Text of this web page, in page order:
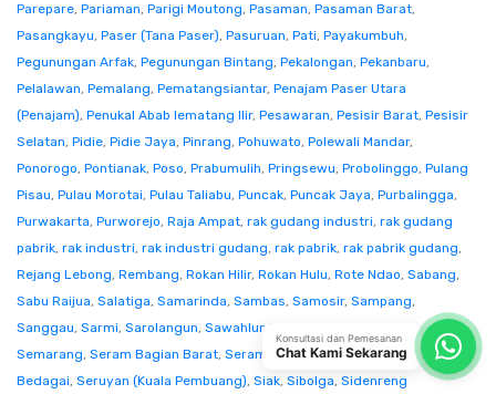
Parepare, Pariaman, Parigi Moutong, Pasaman, Pasaman Barat,
Pasangkayu, Paser (Tana Paser), Pasuruan, Pati, Payakumbuh,
Pegunungan Arfak, Pegunungan Bintang, Pekalongan, Pekanbaru,
Pelalawan, Pemalang, Pematangsiantar, Penajam Paser Utara
(Penajam), Penukal Abab lematang Ilir, Pesawaran, Pesisir Barat, Pesisir
Selatan, Pidie, Pidie Jaya, Pinrang, Pohuwato, Polewali Mandar,
Ponorogo, Pontianak, Poso, Prabumulih, Pringsewu, Probolinggo, Pulang
Pisau, Pulau Morotai, Pulau Taliabu, Puncak, Puncak Jaya, Purbalingga,
Purwakarta, Purworejo, Raja Ampat, rak gudang industri, rak gudang
pabrik, rak industri, rak industri gudang, rak pabrik, rak pabrik gudang,
Rejang Lebong, Rembang, Rokan Hilir, Rokan Hulu, Rote Ndao, Sabang,
Sabu Raijua, Salatiga, Samarinda, Sambas, Samosir, Sampang,
Sanggau, Sarmi, Sarolangun, Sawahlunto
Semarang, Seram Bagian Barat, Seram Bagian Timur,Serang Serdang
Bedagai, Seruyan (Kuala Pembuang), Siak, Sibolga, Sidenreng
Konsultasi dan Pemesanan
Chat Kami Sekarang